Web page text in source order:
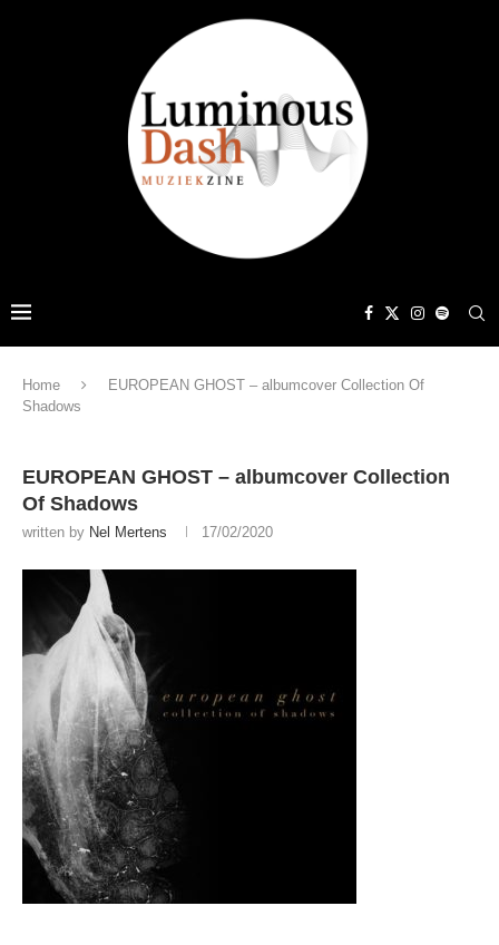
Home
EUROPEAN GHOST – albumcover Collection Of
Shadows
EUROPEAN GHOST – albumcover Collection
Of Shadows
written by Nel Mertens 17/02/2020